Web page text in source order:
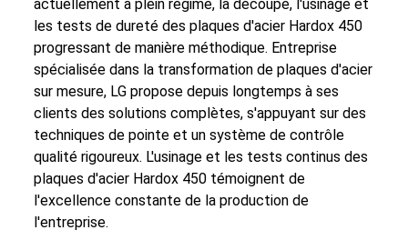
actuellement à plein régime, la découpe, l'usinage et
les tests de dureté des plaques d'acier Hardox 450
progressant de manière méthodique. Entreprise
spécialisée dans la transformation de plaques d'acier
sur mesure, LG propose depuis longtemps à ses
clients des solutions complètes, s'appuyant sur des
techniques de pointe et un système de contrôle
qualité rigoureux. L'usinage et les tests continus des
plaques d'acier Hardox 450 témoignent de
l'excellence constante de la production de
l'entreprise.